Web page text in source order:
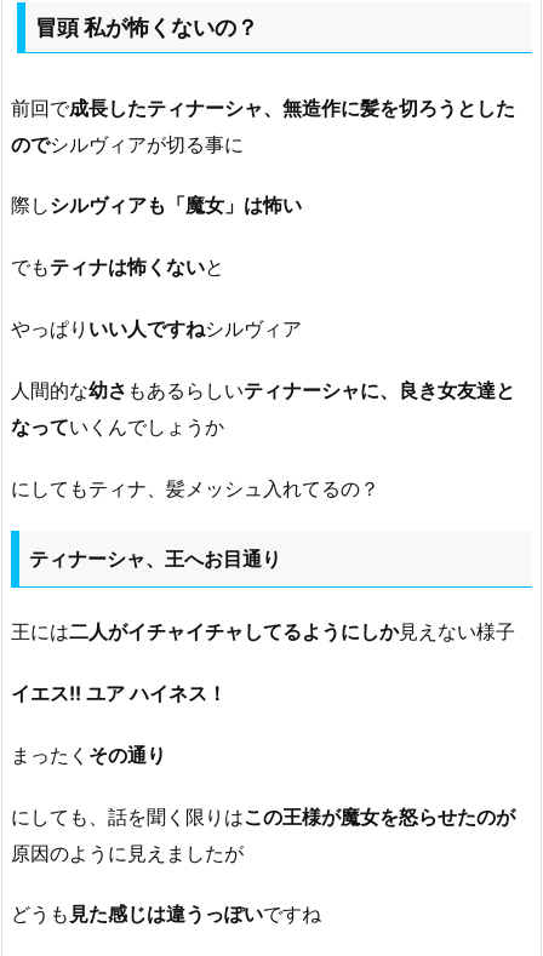
冒頭 私が怖くないの？
前回で成長したティナーシャ、無造作に髪を切ろうとした
のでシルヴィアが切る事に
際しシルヴィアも「魔女」は怖い
でもティナは怖くないと
やっぱり いい人ですねシルヴィア
人間的な幼さ もあるらしいティナーシャに、良き女友達と
なっていくんでしょうか
にしてもティナ、髪メッシュ入れてるの？
ティナーシャ、王へお目通り
王には二人がイチャイチャしてるようにしか見えない様子
イエス!! ユア ハイネス！
まったく その通り
にしても、話を聞く限りはこの王様が魔女を怒らせたのが
原因のように見えましたが
どうも 見た感じは違うっぽいですね